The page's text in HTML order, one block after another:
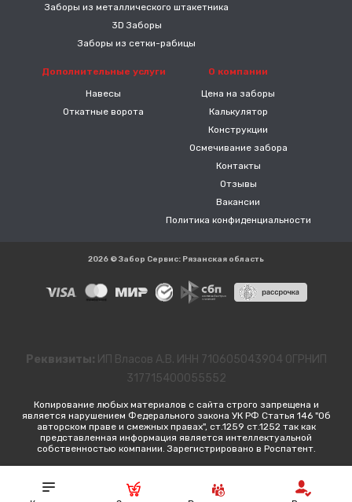
Заборы из металлического штакетника
3D Заборы
Заборы из сетки-рабицы
Дополнительные услуги
Навесы
Откатные ворота
О компании
Цена на заборы
Калькулятор
Конструкции
Осмечивание забора
Контакты
Отзывы
Вакансии
Политика конфиденциальности
2026 © Забор Сервис: Рязанская область
Реквизиты: ИП Власов А.В. ИНН 710605043904 ОГРНИП
317715400055552
Копирование любых материалов с сайта строго запрещена и
является нарушением Федерального закона УК РФ Статья 146 "Об
авторском праве и смежных правах", ст.1259 ст.1252 так как
представленная информация является интеллектуальной
собственностью компании. Зарегистрировано в Роспатент.